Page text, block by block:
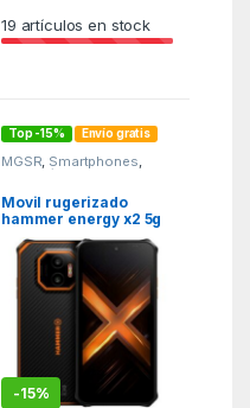
19 artículos en stock
Top -15% Envío gratis
MGSR, Smartphones,
Telefonía
Movil rugerizado
hammer energy x2 5g
8 – 256gb negro –
naranja
-15%